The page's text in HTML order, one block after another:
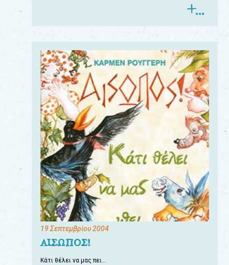
19 Σεπτεμβρίου 2004
ΑΙΣΩΠΟΣ!
Κάτι θέλει να μας πει…